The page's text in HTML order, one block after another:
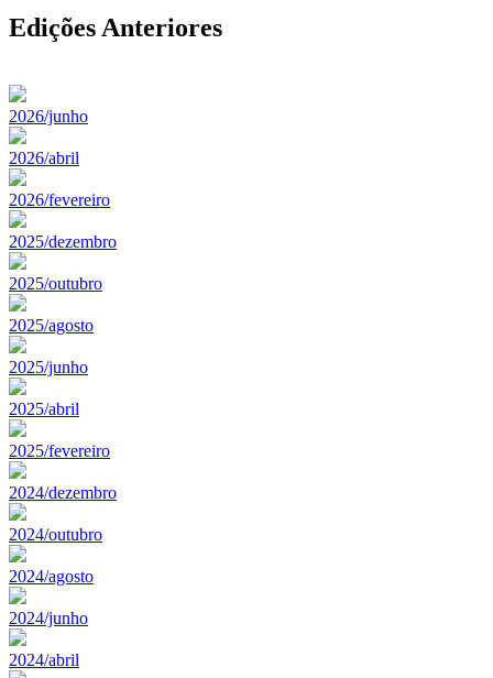
Edições Anteriores
2026/junho
2026/abril
2026/fevereiro
2025/dezembro
2025/outubro
2025/agosto
2025/junho
2025/abril
2025/fevereiro
2024/dezembro
2024/outubro
2024/agosto
2024/junho
2024/abril